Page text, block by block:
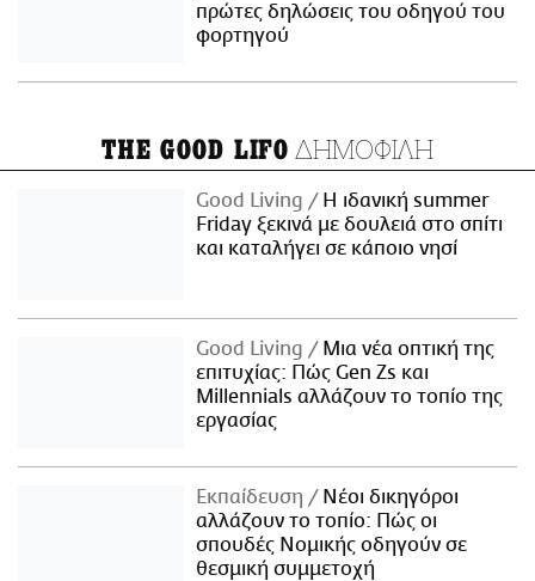
πρώτες δηλώσεις του οδηγού του
φορτηγού
THE GOOD LIFO ΔΗΜΟΦΙΛΗ
Good Living
Η ιδανική summer
Friday ξεκινά με δουλειά στο σπίτι
και καταλήγει σε κάποιο νησί
Good Living
Μια νέα οπτική της
επιτυχίας: Πώς Gen Zs και
Millennials αλλάζουν το τοπίο της
εργασίας
Εκπαίδευση
Νέοι δικηγόροι
αλλάζουν το τοπίο: Πώς οι
σπουδές Νομικής οδηγούν σε
θεσμική συμμετοχή